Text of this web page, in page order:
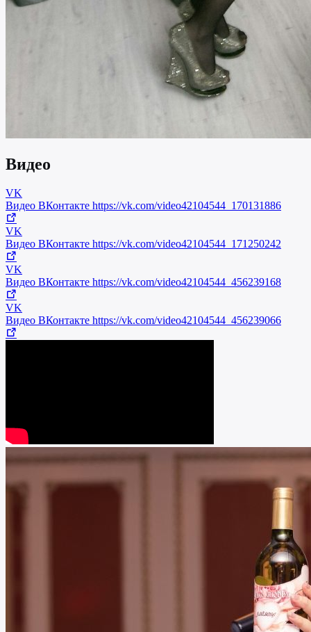
Видео
VK
Видео ВКонтакте https://vk.com/video42104544_170131886
VK
Видео ВКонтакте https://vk.com/video42104544_171250242
VK
Видео ВКонтакте https://vk.com/video42104544_456239168
VK
Видео ВКонтакте https://vk.com/video42104544_456239066